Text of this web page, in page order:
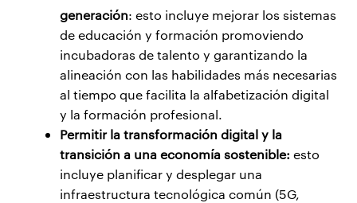
generación: esto incluye mejorar los sistemas
de educación y formación promoviendo
incubadoras de talento y garantizando la
alineación con las habilidades más necesarias
al tiempo que facilita la alfabetización digital
y la formación profesional.
Permitir la transformación digital y la
transición a una economía sostenible: esto
incluye planificar y desplegar una
infraestructura tecnológica común (5G,